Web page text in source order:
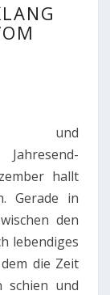
und
hallt
Gerade in
den
lebendiges
die Zeit
schien und